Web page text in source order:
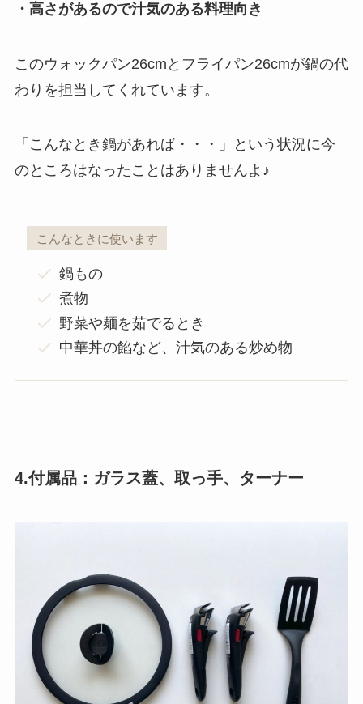
・高さがあるので汁気のある料理向き
このウォックパン26cmとフライパン26cmが鍋の代
わりを担当してくれています。
「こんなとき鍋があれば・・・」という状況に今
のところはなったことはありませんよ♪
こんなときに使います
鍋もの
煮物
野菜や麺を茹でるとき
中華丼の餡など、汁気のある炒め物
4.付属品：ガラス蓋、取っ手、ターナー